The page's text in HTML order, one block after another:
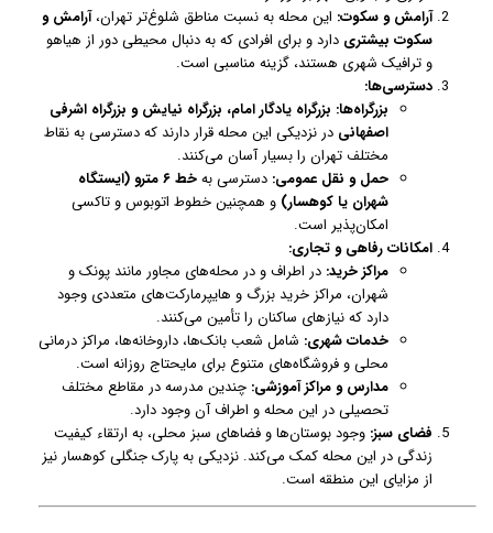
آرامش و سکوت: این محله به نسبت مناطق شلوغ‌تر تهران،آرامش و
سکوت بیشتری دارد و برای افرادی که به دنبال محیطی دور از هیاهو
و ترافیک شهری هستند، گزینه مناسبی است.
دسترسی‌ها:
بزرگراه‌ها: بزرگراه یادگار امام، بزرگراه نیایش و بزرگراه اشرفی
اصفهانی در نزدیکی این محله قرار دارند که دسترسی به نقاط
مختلف تهران را بسیار آسان می‌کنند.
حمل و نقل عمومی: دسترسی به
خط ۶ مترو (ایستگاه
شهران یا کوهسار) و همچنین خطوط اتوبوس و تاکسی
امکان‌پذیر است.
امکانات رفاهی و تجاری:
مراکز خرید: در اطراف و در محله‌های مجاور مانند پونک و
شهران، مراکز خرید بزرگ و هایپرمارکت‌های متعددی وجود
دارد که نیازهای ساکنان را تأمین می‌کنند.
خدمات شهری: شامل شعب بانک‌ها، داروخانه‌ها، مراکز درمانی
محلی و فروشگاه‌های متنوع برای مایحتاج روزانه است.
مدارس و مراکز آموزشی: چندین مدرسه در مقاطع مختلف
تحصیلی در این محله و اطراف آن وجود دارد.
فضای سبز: وجود بوستان‌ها و فضاهای سبز محلی، به ارتقاء کیفیت
زندگی در این محله کمک می‌کند. نزدیکی به پارک جنگلی کوهسار نیز
از مزایای این منطقه است.